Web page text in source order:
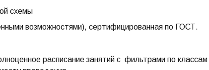
схемы
возможностями), сертифицированная по ГОСТ.
расписание занятий с фильтрами по классам